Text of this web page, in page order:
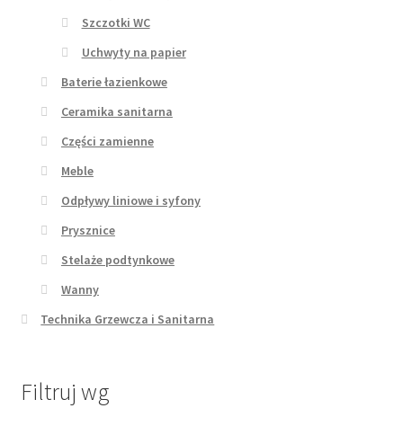
Szczotki WC
Uchwyty na papier
Baterie łazienkowe
Ceramika sanitarna
Części zamienne
Meble
Odpływy liniowe i syfony
Prysznice
Stelaże podtynkowe
Wanny
Technika Grzewcza i Sanitarna
Filtruj wg